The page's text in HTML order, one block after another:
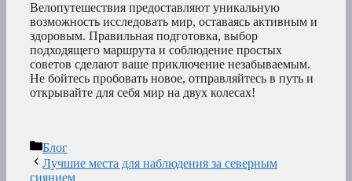
Велопутешествия предоставляют уникальную
возможность исследовать мир, оставаясь активным и
здоровым. Правильная подготовка, выбор
подходящего маршрута и соблюдение простых
советов сделают ваше приключение незабываемым.
Не бойтесь пробовать новое, отправляйтесь в путь и
открывайте для себя мир на двух колесах!
Рубрики
Блог
Лучшие места для наблюдения за северным
сиянием